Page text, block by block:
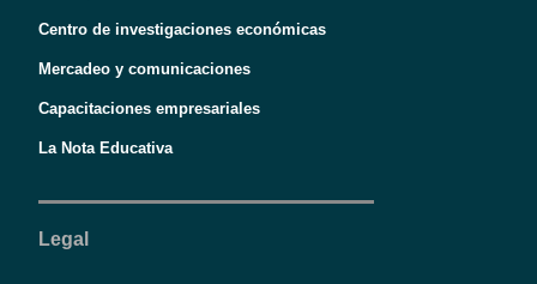
Centro de investigaciones económicas
Mercadeo y comunicaciones
Capacitaciones empresariales
La Nota Educativa
Legal